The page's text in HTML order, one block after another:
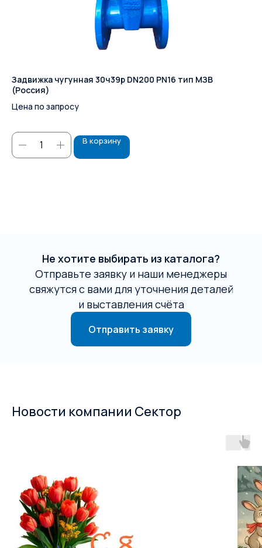
Задвижка чугунная 30ч39р DN200 PN16 тип МЗВ
(Россия)
Цена по запросу
В корзину
Не хотите выбирать из каталога?
Отправьте заявку и наши менеджеры
свяжутся с вами для уточнения деталей
и выставления счёта
Отправить заявку
Новости компании Сектор